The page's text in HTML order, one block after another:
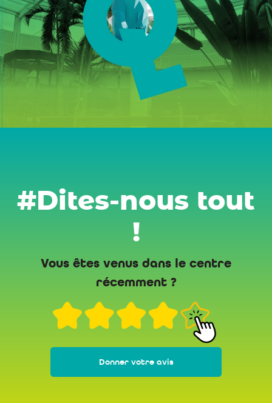
#Dites-nous tout
!
Vous êtes venus dans le centre
récemment ?
Donner votre avis